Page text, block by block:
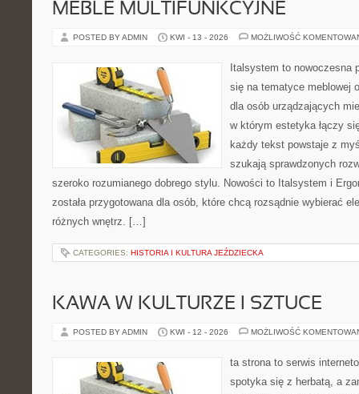
MEBLE MULTIFUNKCYJNE
POSTED BY ADMIN KWI - 13 - 2026 MOŻLIWOŚĆ
Italsystem to nowoczesna
się na tematyce meblowej
dla osób urządzających
w którym estetyka łączy
każdy tekst powstaje z
szukają sprawdzonych
szeroko rozumianego dobrego stylu. Nowości to Italsystem i
została przygotowana dla osób, które chcą rozsądnie wybierać
różnych wnętrz. […]
CATEGORIES: HISTORIA I KULTURA JEŹDZIECKA
KAWA W KULTURZE I SZTUCE
POSTED BY ADMIN KWI - 12 - 2026 MOŻLIWOŚĆ
ta strona to serwis
spotyka się z herbatą, a